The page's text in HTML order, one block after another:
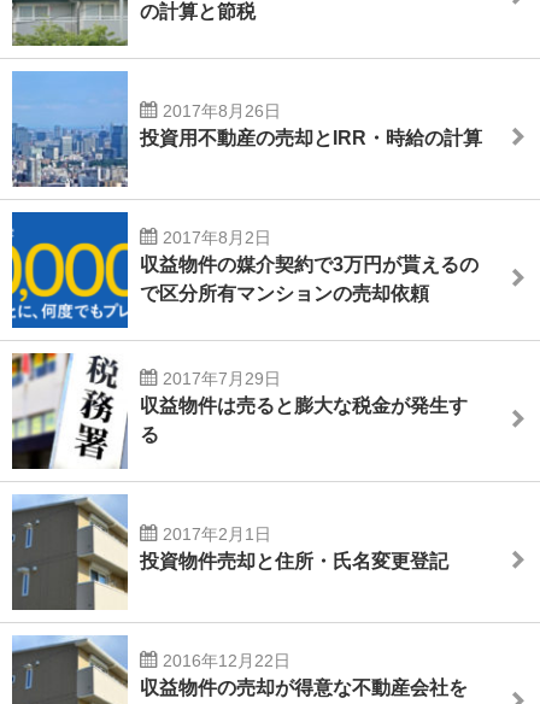
の計算と節税
2017年8月26日
投資用不動産の売却とIRR・時給の計算
2017年8月2日
収益物件の媒介契約で3万円が貰えるの
で区分所有マンションの売却依頼
2017年7月29日
収益物件は売ると膨大な税金が発生す
る
2017年2月1日
投資物件売却と住所・氏名変更登記
2016年12月22日
収益物件の売却が得意な不動産会社を